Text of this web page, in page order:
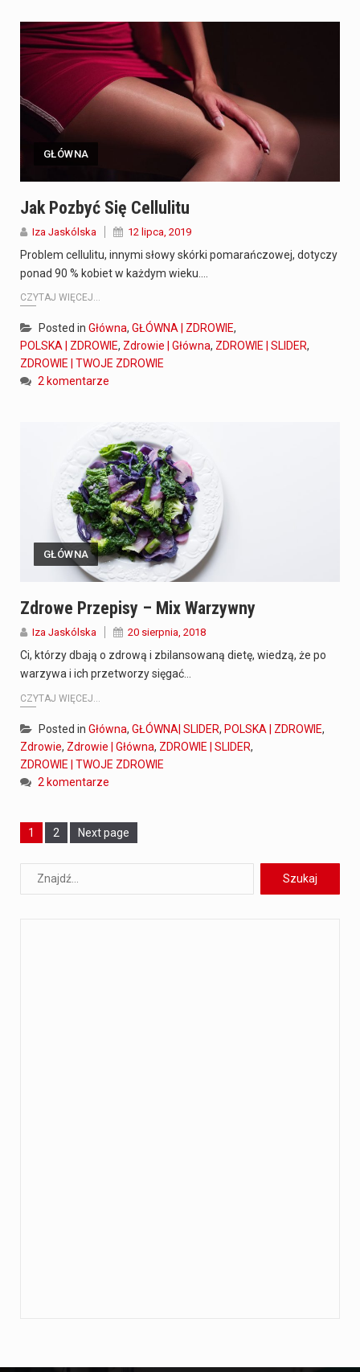
GŁÓWNA
Jak Pozbyć Się Cellulitu
Iza Jaskólska 12 lipca, 2019
Problem cellulitu, innymi słowy skórki pomarańczowej, dotyczy
ponad 90 % kobiet w każdym wieku.…
CZYTAJ WIĘCEJ...
Posted in Główna, GŁÓWNA | ZDROWIE,
POLSKA | ZDROWIE, Zdrowie | Główna, ZDROWIE | SLIDER,
ZDROWIE | TWOJE ZDROWIE
2 komentarze
GŁÓWNA
Zdrowe Przepisy – Mix Warzywny
Iza Jaskólska 20 sierpnia, 2018
Ci, którzy dbają o zdrową i zbilansowaną dietę, wiedzą, że po
warzywa i ich przetworzy sięgać…
CZYTAJ WIĘCEJ...
Posted in Główna, GŁÓWNA| SLIDER, POLSKA | ZDROWIE,
Zdrowie, Zdrowie | Główna, ZDROWIE | SLIDER,
ZDROWIE | TWOJE ZDROWIE
2 komentarze
Page
1 Page
2 Next page